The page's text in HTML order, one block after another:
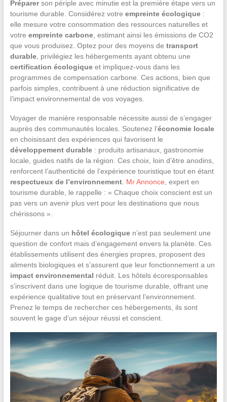
Préparerson périple avec minutie est la première étape vers un
tourisme durable. Considérez votre empreinte écologique:
elle mesure votre consommation des ressources naturelles et
votre empreinte carbone, estimant ainsi les émissions de CO2
que vous produisez. Optez pour des moyens de transport
durable, privilégiez les hébergements ayant obtenu une
certification écologiqueet impliquez-vous dans les
programmes de compensation carbone. Ces actions, bien que
parfois simples, contribuent à une réduction significative de
l’impact environnemental de vos voyages.
Voyager de manière responsable nécessite aussi de s’engager
auprès des communautés locales. Soutenez l’économie locale
en choisissant des expériences qui favorisent le
développement durable: produits artisanaux, gastronomie
locale, guides natifs de la région. Ces choix, loin d’être anodins,
renforcent l’authenticité de l’expérience touristique tout en étant
respectueux de l’environnement. Mr Annonce , expert en
tourisme durable, le rappelle : « Chaque choix conscient est un
pas vers un avenir plus vert pour les destinations que nous
chérissons ».
Séjourner dans un hôtel écologiquen’est pas seulement une
question de confort mais d’engagement envers la planète. Ces
établissements utilisent des énergies propres, proposent des
aliments biologiques et s’assurent que leur fonctionnement a un
impact environnemental réduit. Les hôtels écoresponsables
s’inscrivent dans une logique de tourisme durable, offrant une
expérience qualitative tout en préservant l’environnement.
Prenez le temps de rechercher ces hébergements, ils sont
souvent le gage d’un séjour réussi et conscient.